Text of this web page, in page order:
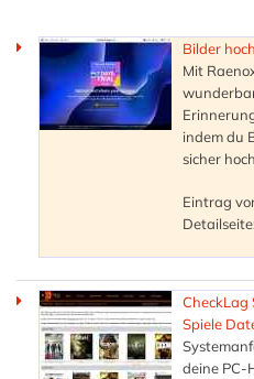
Bilder
Mit
indem du
sicher
Eintrag
CheckLag
Spiele
deine PC-